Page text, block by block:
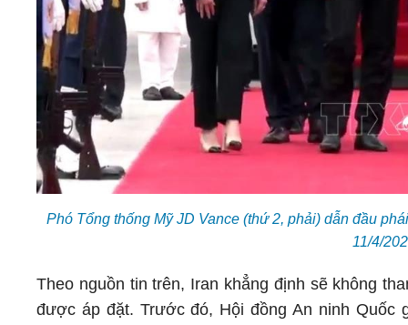
Phó Tổng thống Mỹ JD Vance (thứ 2, phải) dẫn đầu
11/4/
Theo nguồn tin trên, Iran khẳng định sẽ không
được áp đặt. Trước đó, Hội đồng An ninh Quốc